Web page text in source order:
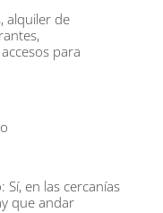
alquiler de
para
Sí, en las cercanías
que andar